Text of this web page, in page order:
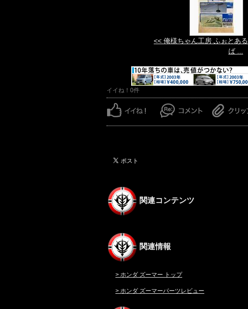
<< 俺様ちゃん工房 ふぉとある
ば ...
イイね！0件
関連コンテンツ
関連情報
> ホンダ ズーマー トップ
> ホンダ ズーマーパーツレビュー